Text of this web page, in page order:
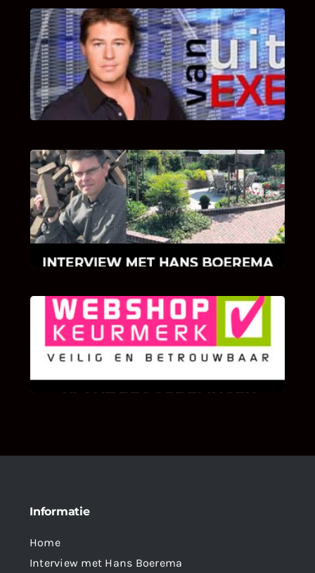
UITSTEL VAN EXECUTIE
Bekijk hier de fragmenten van de deelname
van Bricks and Stones aan dit programma.
INTERVIEW MET HANS BOEREMA
Hoe Bricks and Stones ontstaan is en wat
Hans Boerema motiveert in de wereld van
klinkers en tegels!
KLANT BEOORDELINGEN
We zijn er zeer op gesteld om te weten wat u
als klant van ons en onze diensten vindt.
Informatie
Home
Interview met Hans Boerema